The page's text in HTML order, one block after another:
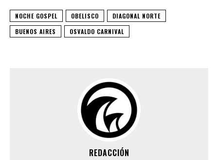
NOCHE GOSPEL OBELISCO
DIAGONAL NORTE
BUENOS AIRES
OSVALDO CARNIVAL
REDACCIÓN